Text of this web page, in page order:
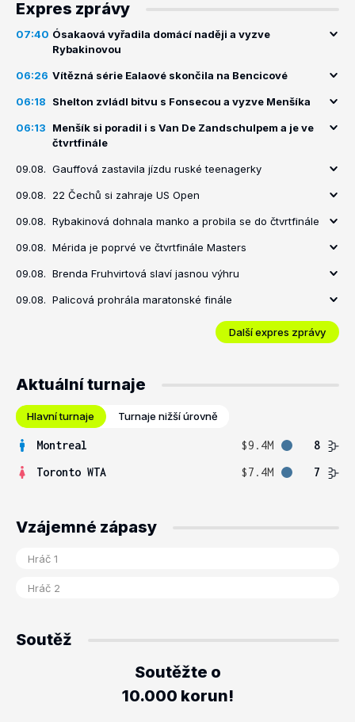
Expres zprávy
07:40 Ósakaová vyřadila domácí naději a vyzve
Rybakinovou
06:26 Vítězná série Ealaové skončila na Bencicové
06:18 Shelton zvládl bitvu s Fonsecou a vyzve Menšíka
06:13
Menšík si poradil i s Van De Zandschulpem a je ve
čtvrtfinále
09.08. Gauffová zastavila jízdu ruské teenagerky
09.08. 22 Čechů si zahraje US Open
09.08. Rybakinová dohnala manko a probila se do čtvrtfinále
09.08. Mérida je poprvé ve čtvrtfinále Masters
09.08. Brenda Fruhvirtová slaví jasnou výhru
09.08. Palicová prohrála maratonské finále
Další expres zprávy
Aktuální turnaje
Hlavní turnaje Turnaje nižší úrovně
Montreal $9.4M
8
Toronto WTA
$7.4M 7
Vzájemné zápasy
Soutěž
Soutěžte o
10.000 korun!